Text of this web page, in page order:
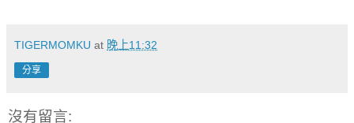
TIGERMOMKU at 晚上11:32
分享
沒有留言: